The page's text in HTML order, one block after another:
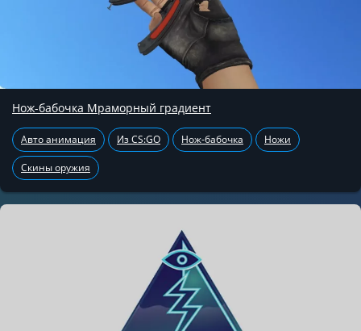
Нож-бабочка Мраморный градиент
Авто анимация Из CS:GO Нож-бабочка Ножи
Скины оружия